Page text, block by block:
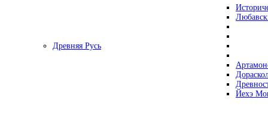
Древняя Русь
Йехэ